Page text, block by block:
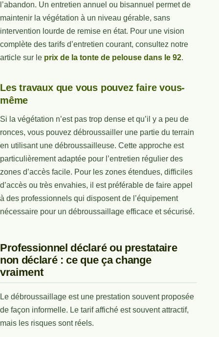
l’abandon. Un entretien annuel ou bisannuel permet de
maintenir la végétation à un niveau gérable, sans
intervention lourde de remise en état. Pour une vision
complète des tarifs d’entretien courant, consultez notre
article sur le prix de la tonte de pelouse dans le 92.
Les travaux que vous pouvez faire vous-
même
Si la végétation n’est pas trop dense et qu’il y a peu de
ronces, vous pouvez débroussailler une partie du terrain
en utilisant une débroussailleuse. Cette approche est
particulièrement adaptée pour l’entretien régulier des
zones d’accès facile. Pour les zones étendues, difficiles
d’accès ou très envahies, il est préférable de faire appel
à des professionnels qui disposent de l’équipement
nécessaire pour un débroussaillage efficace et sécurisé.
Professionnel déclaré ou prestataire
non déclaré : ce que ça change
vraiment
Le débroussaillage est une prestation souvent proposée
de façon informelle. Le tarif affiché est souvent attractif,
mais les risques sont réels.